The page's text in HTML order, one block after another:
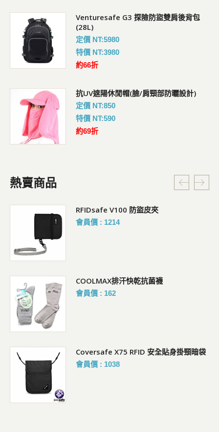
Venturesafe G3 探險防盜雙肩後背包
(28L)
定價 NT:5980
特價 NT:3980
約66折
抗UV遮陽休閒帽(臉/肩頸部防曬設計)
定價 NT:850
特價 NT:590
約69折
熱賣商品
RFIDsafe V100 防盜皮夾
會員價 : 1214
COOLMAX排汗快乾抗菌襪
會員價 : 162
Coversafe X75 RFID 安全貼身掛頸暗袋
會員價 : 1038